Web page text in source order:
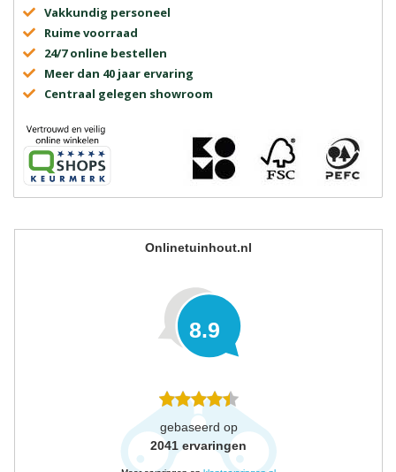
Vakkundig personeel
Ruime voorraad
24/7 online bestellen
Meer dan 40 jaar ervaring
Centraal gelegen showroom
Onlinetuinhout.nl
8.9
gebaseerd op
2041 ervaringen